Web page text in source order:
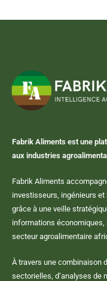
Fabrik Aliments est une
aux industries
Fabrik Aliments
investisseurs, ingénieurs
grâce à une veille
informations
secteur agroalimentaire
À travers une combinaison
sectorielles, d’analyses de